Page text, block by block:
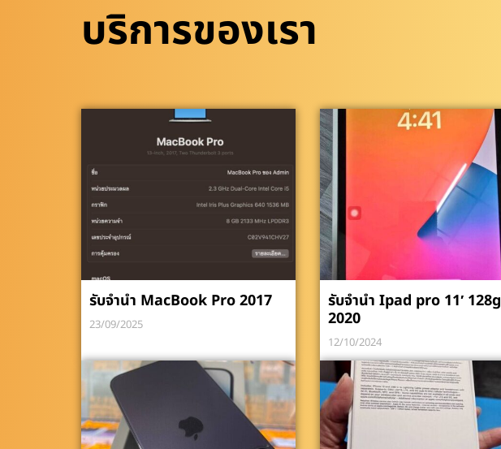
บริการของเรา
รับจำนำ MacBook Pro 2017
23/09/2025
รับจำนำ Ipad pro 11′ 128g
2020
12/10/2024